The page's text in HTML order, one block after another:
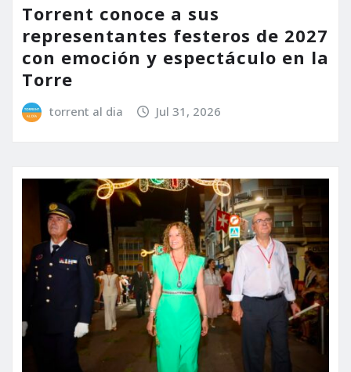
Torrent conoce a sus
representantes festeros de 2027
con emoción y espectáculo en la
Torre
torrent al dia Jul 31, 2026